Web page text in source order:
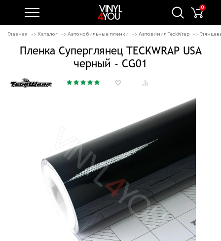
0
Главная Каталог Автомобильные пленки Автовинил TeckWrap
Пленка Суперглянец TECKWRAP USA
черный - CG01